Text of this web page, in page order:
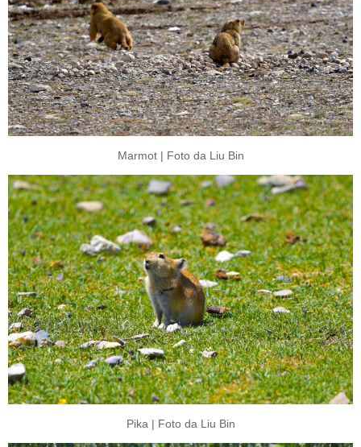
Marmot | Foto da Liu Bin
Pika | Foto da Liu Bin